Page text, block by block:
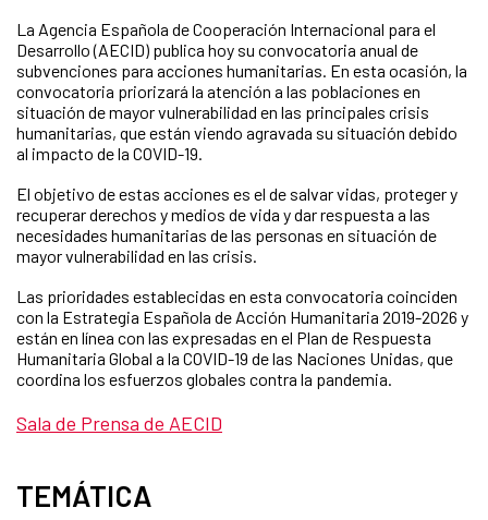
La Agencia Española de Cooperación Internacional para el
Desarrollo (AECID) publica hoy su convocatoria anual de
subvenciones para acciones humanitarias​. En esta ocasión, la
convocatoria priorizará la atención a las poblaciones en
situación de mayor vulnerabilidad en las principales crisis
humanitarias, que están viendo agravada su situación debido
al impacto de la COVID-19.
El objetivo de estas acciones es el de salvar vidas, proteger y
recuperar derechos y medios de vida y dar respuesta a las
necesidades humanitarias de las personas en situación de
mayor vulnerabilidad en las crisis.
Las prioridades establecidas en esta convocatoria coinciden
con la Estrategia Española de Acción Humanitaria 2019-2026 y
están en línea con las expresadas en el Plan de Respuesta
Humanitaria Global a la COVID-19 de las Naciones Unidas, que
coordina los esfuerzos globales contra la pandemia.
Sala de Prensa de AECID
TEMÁTICA